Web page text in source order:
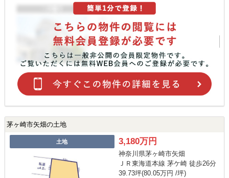
茅ヶ崎市矢畑の土地
土地 3,180万円
神奈川県茅ヶ崎市矢畑
ＪＲ東海道本線 茅ケ崎 徒歩26分
39.73坪(80.05万円 /坪)